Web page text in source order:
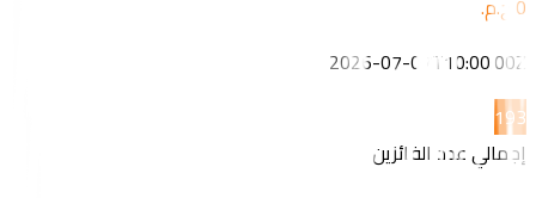
2026-07-07T10:00:00Z
193
إجمالي عدد الفائزين